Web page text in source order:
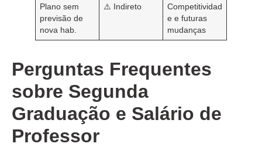
Plano sem
previsão de
nova hab.
⚠️ Indireto
Competitividad
e e futuras
mudanças
Perguntas Frequentes
sobre Segunda
Graduação e Salário de
Professor